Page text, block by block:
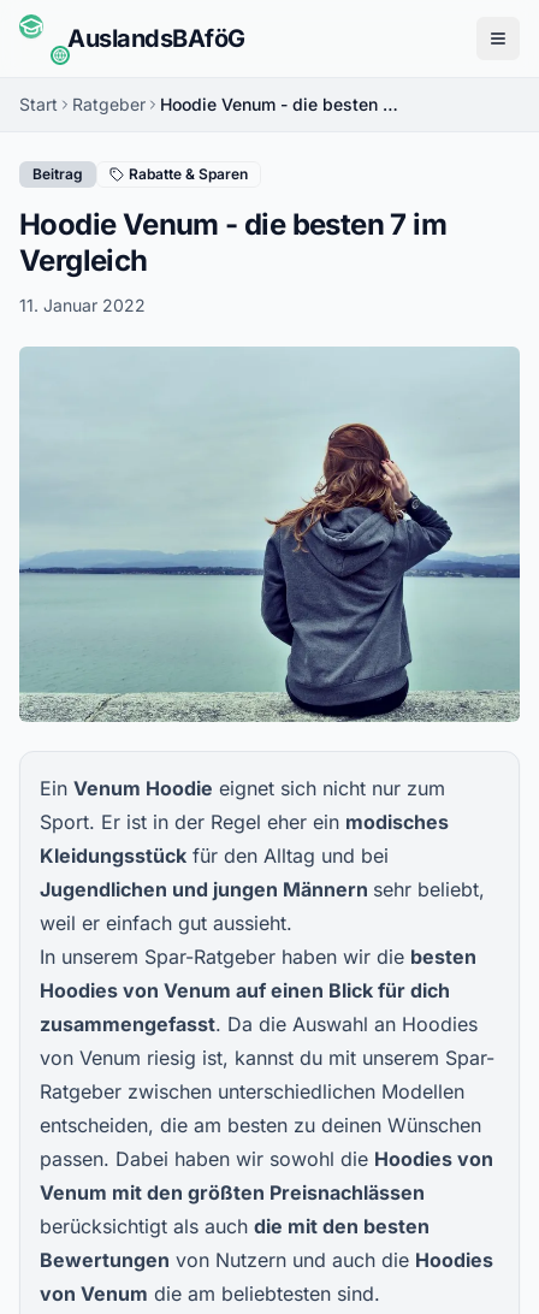
AuslandsBAföG
Start Ratgeber Hoodie Venum - die besten 7 im Vergleich
Beitrag Rabatte & Sparen
Hoodie Venum - die besten 7 im
Vergleich
11. Januar 2022
Ein Venum Hoodie eignet sich nicht nur zum
Sport. Er ist in der Regel eher ein modisches
Kleidungsstück für den Alltag und bei
Jugendlichen und jungen Männern sehr beliebt,
weil er einfach gut aussieht.
In unserem Spar-Ratgeber haben wir die besten
Hoodies von Venum auf einen Blick für dich
zusammengefasst. Da die Auswahl an Hoodies
von Venum riesig ist, kannst du mit unserem Spar-
Ratgeber zwischen unterschiedlichen Modellen
entscheiden, die am besten zu deinen Wünschen
passen. Dabei haben wir sowohl die Hoodies von
Venum mit den größten Preisnachlässen
berücksichtigt als auch die mit den besten
Bewertungen von Nutzern und auch die Hoodies
von Venum die am beliebtesten sind.